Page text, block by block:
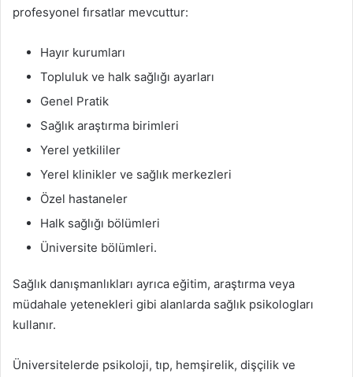
profesyonel fırsatlar mevcuttur:
Hayır kurumları
Topluluk ve halk sağlığı ayarları
Genel Pratik
Sağlık araştırma birimleri
Yerel yetkililer
Yerel klinikler ve sağlık merkezleri
Özel hastaneler
Halk sağlığı bölümleri
Üniversite bölümleri.
Sağlık danışmanlıkları ayrıca eğitim, araştırma veya
müdahale yetenekleri gibi alanlarda sağlık psikologları
kullanır.
Üniversitelerde psikoloji, tıp, hemşirelik, dişçilik ve